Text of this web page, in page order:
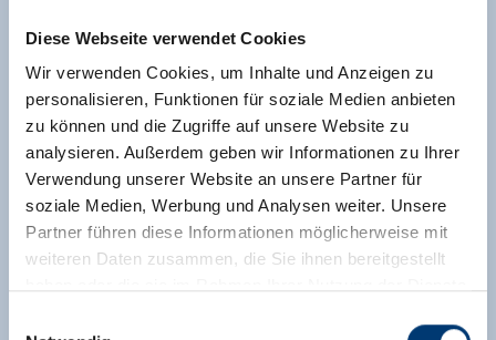
Diese Webseite verwendet Cookies
Wir verwenden Cookies, um Inhalte und Anzeigen zu
personalisieren, Funktionen für soziale Medien anbieten
zu können und die Zugriffe auf unsere Website zu
analysieren. Außerdem geben wir Informationen zu Ihrer
Verwendung unserer Website an unsere Partner für
soziale Medien, Werbung und Analysen weiter. Unsere
Partner führen diese Informationen möglicherweise mit
weiteren Daten zusammen, die Sie ihnen bereitgestellt